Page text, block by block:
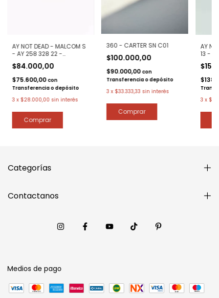
AY NOT DEAD - MALCOM S
- AY 258 328 22 -
$84.000,00
$75.600,00 con
Transferencia o depósito
3 x $28.000,00 sin interés
360 - CARTER SN C01
$100.000,00
$90.000,00 con
Transferencia o depósito
3 x $33.333,33 sin interés
AY
13 -
3 x
Categorías
Contactanos
Medios de pago